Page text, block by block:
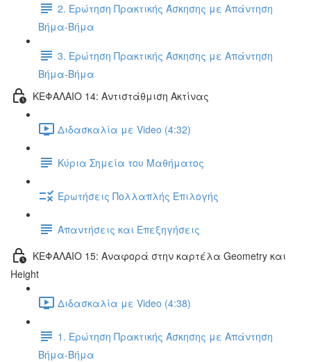
2. Ερώτηση Πρακτικής Άσκησης με Απάντηση
Βήμα-Βήμα
3. Ερώτηση Πρακτικής Άσκησης με Απάντηση
Βήμα-Βήμα
ΚΕΦΑΛΑΙΟ 14: Αντιστάθμιση Ακτίνας
Διδασκαλία με Video (4:32)
Κύρια Σημεία του Μαθήματος
Ερωτήσεις Πολλαπλής Επιλογής
Απαντήσεις και Επεξηγήσεις
ΚΕΦΑΛΑΙΟ 15: Αναφορά στην καρτέλα Geometry και
Height
Διδασκαλία με Video (4:38)
1. Ερώτηση Πρακτικής Άσκησης με Απάντηση
Βήμα-Βήμα